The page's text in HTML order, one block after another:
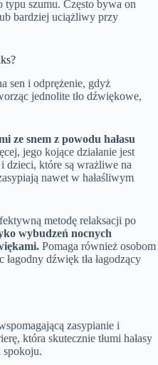
typu szumu. Często bywa on
bardziej uciążliwy przy
sen i odprężenie, gdyż
jednolite tło dźwiękowe,
ze snem z powodu hałasu
jego kojące działanie jest
dzieci, które są wrażliwe na
nawet w hałaśliwym
metodę relaksacji po
wybudzeń nocnych
Pomaga również osobom
dźwięk tła łagodzący
zasypianie i
która skutecznie tłumi hałasy
spokoju.